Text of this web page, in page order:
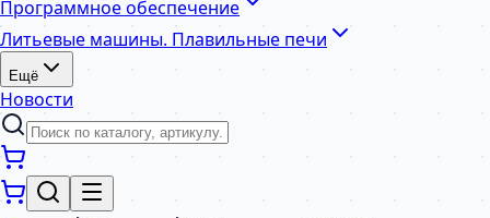
Программное обеспечение
Литьевые машины. Плавильные печи
Ещё
Новости